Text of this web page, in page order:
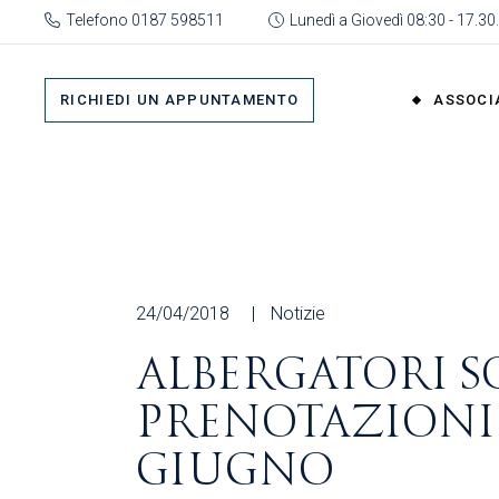
the
Telefono 0187 598511 Lunedì a Giovedì 08:30 -
RICHIEDI UN APPUNTAMENTO
24/04/2018 Notizie
ALBERGATORI
PRENOTAZIONI
GIUGNO